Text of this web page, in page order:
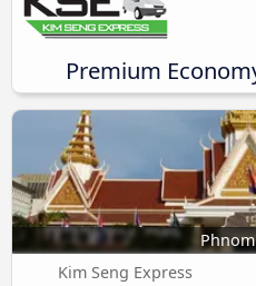
Premium
Kim Seng Express